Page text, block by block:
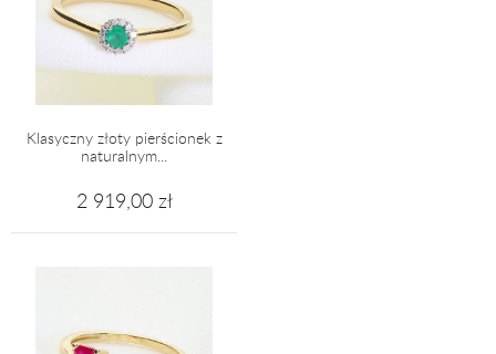
Klasyczny złoty pierścionek z
naturalnym...
2 919,00 zł